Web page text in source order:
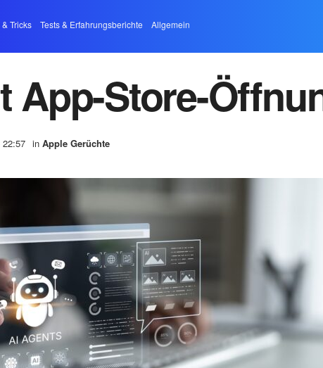
Tricks Tests & Erfahrungsberichte Allgemein
App-Store-
22:57 in Apple Gerüchte